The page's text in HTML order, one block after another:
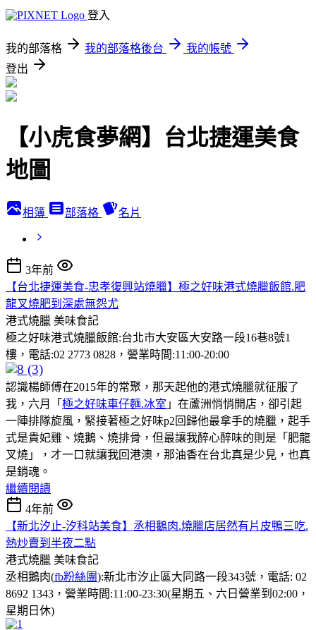
登入
我的部落格 我的部落格後台
我的帳號
登出
【小虎食夢網】台北捷運美食
地圖
相簿 部落格 名片
3年前
【台北捷運美食-忠孝復興站燒臘】極之好味港式燒臘飯館.肥
龍叉燒肥到深處無怨尤
港式燒臘 美味食記
極之好味港式燒臘飯館:台北市大安區大安路一段16巷8號1
樓，電話:02 2773 0828，營業時間:11:00-20:00
認識楊師傅在2015年的常聚，那天起他的港式燒臘就征服了
我，六月「 極之好味車仔麵.冰室 」在蘆洲悄悄開店，卻引起
一陣排隊旋風，緊接著極之好味p2回歸他最拿手的燒臘，起手
式是貴妃雞、燒鵝、燒排骨，但最讓我醉心醉味的則是「肥龍
叉燒」，才一口就讓我回港澳，那油香在台北真是少見，也真
是銷魂。
繼續閱讀
4年前
【新北汐止-汐科站美食】丞相鵝肉.燒臘店居然有片皮鴨三吃.
熱炒賣到半夜二點
港式燒臘 美味食記
丞相鵝肉(fb粉絲團):新北市汐止區大同路一段343號，電話: 02
8692 1343，營業時間:11:00-23:30(星期五、六日營業到02:00，
星期日休)